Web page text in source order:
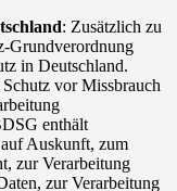
: Zusätzlich zu
Grundverordnung
in Deutschland.
vor Missbrauch
enthält
Auskunft, zum
zur Verarbeitung
zur Verarbeitung